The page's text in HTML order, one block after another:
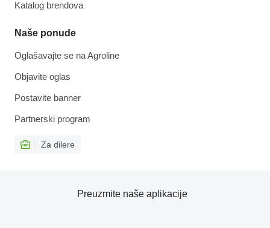
Katalog brendova
Naše ponude
Oglašavajte se na Agroline
Objavite oglas
Postavite banner
Partnerski program
Za dilere
Preuzmite naše aplikacije